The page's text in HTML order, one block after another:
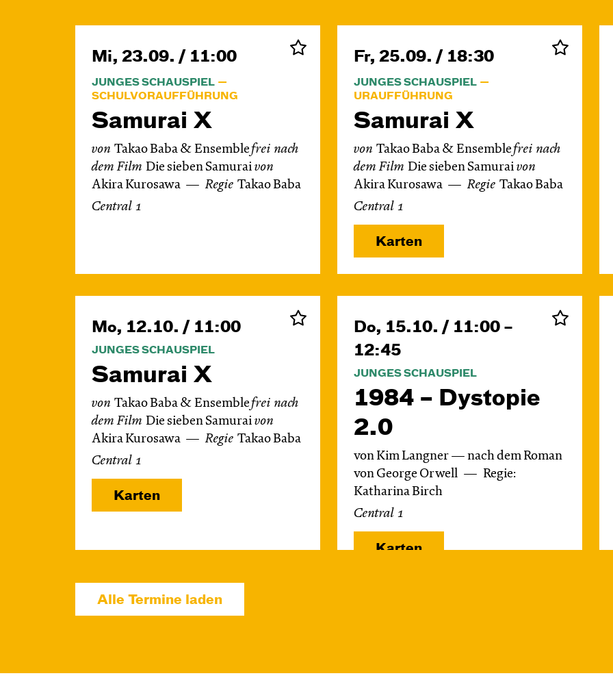
Mi, 23.09. / 11:00
JUNGES SCHAUSPIEL
SCHULVORAUFFÜHRUNG
Samurai X
von Takao Baba & Ensemblefrei nach
dem Film Die sieben Samurai von
Akira Kurosawa
Regie Takao Baba
Central 1
Fr, 25.09. / 18:30
JUNGES SCHAUSPIEL
URAUFFÜHRUNG
Samurai X
von Takao Baba & Ensemblefrei nach
dem Film Die sieben Samurai von
Akira Kurosawa
Regie Takao Baba
Central 1
Karten
Mo, 12.10. / 11:00
JUNGES SCHAUSPIEL
Samurai X
von Takao Baba & Ensemblefrei nach
dem Film Die sieben Samurai von
Akira Kurosawa
Regie Takao Baba
Central 1
Karten
Do, 15.10. / 11:00 –
12:45
JUNGES SCHAUSPIEL
1984 – Dystopie
2.0
von Kim Langner — nach dem Roman
von George Orwell
Regie:
Katharina Birch
Central 1
Karten
Alle Termine laden